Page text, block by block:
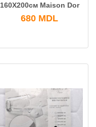
160X200см Maison Dor
680 MDL